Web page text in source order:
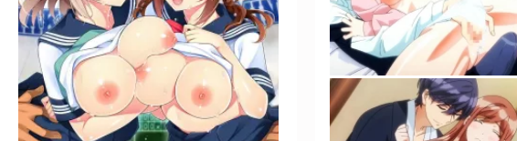
ВЫ НЕДАВНОСМОТРЕЛИ
[/senpainoticeme]